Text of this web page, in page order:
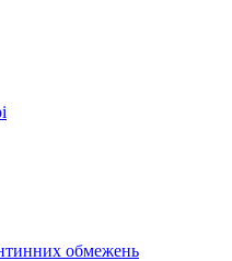
обмежень